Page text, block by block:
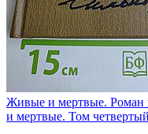
Живые и мертвые. Роман
и мертвые. Том